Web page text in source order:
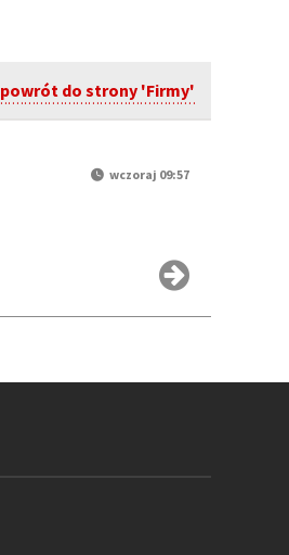
powrót do strony 'Firmy'
wczoraj 09:57